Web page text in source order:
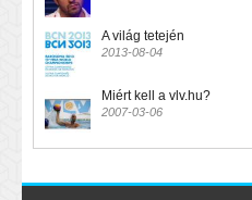
A világ tetején
2013-08-04
Miért kell a vlv.hu?
2007-03-06